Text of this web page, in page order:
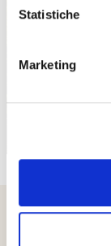
Statistiche
Marketing